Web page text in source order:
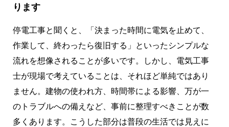
ります
停電工事と聞くと、「決まった時間に電気を止めて、
作業して、終わったら復旧する」といったシンプルな
流れを想像されることが多いです。しかし、電気工事
士が現場で考えていることは、それほど単純ではあり
ません。建物の使われ方、時間帯による影響、万が一
のトラブルへの備えなど、事前に整理すべきことが数
多くあります。こうした部分は普段の生活では見えに